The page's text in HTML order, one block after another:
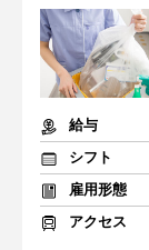
給与
シフト
雇用形態
アクセス